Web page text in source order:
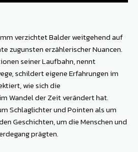
verzichtet Balder weitgehend auf
zugunsten erzählerischer Nuancen.
seiner Laufbahn, nennt
schildert eigene Erfahrungen im
wie sich die
Wandel der Zeit verändert hat.
Schlaglichter und Pointen als um
Geschichten, um die Menschen und
prägten.